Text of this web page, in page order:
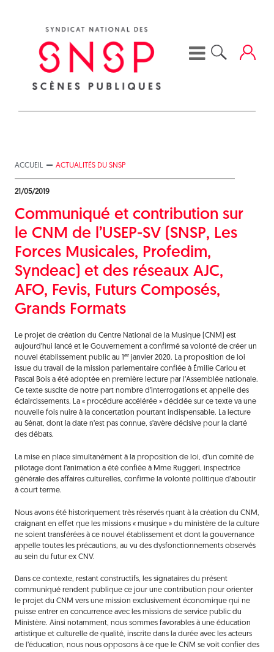
ACCUEIL ACTUALITÉS DU SNSP
21/05/2019
Communiqué et contribution sur
le CNM de l’USEP-SV (SNSP, Les
Forces Musicales, Profedim,
Syndeac) et des réseaux AJC,
AFO, Fevis, Futurs Composés,
Grands Formats
Le projet de création du Centre National de la Musique (CNM) est
aujourd’hui lancé et le Gouvernement a confirmé sa volonté de créer un
nouvel établissement public au 1
er
janvier 2020. La proposition de loi
issue du travail de la mission parlementaire confiée à Émilie Cariou et
Pascal Bois a été adoptée en première lecture par l’Assemblée nationale.
Ce texte suscite de notre part nombre d’interrogations et appelle des
éclaircissements. La « procédure accélérée » décidée sur ce texte va une
nouvelle fois nuire à la concertation pourtant indispensable. La lecture
au Sénat, dont la date n’est pas connue, s’avère décisive pour la clarté
des débats.
La mise en place simultanément à la proposition de loi, d’un comité de
pilotage dont l’animation a été confiée à Mme Ruggeri, inspectrice
générale des affaires culturelles, confirme la volonté politique d’aboutir
à court terme.
Nous avons été historiquement très réservés quant à la création du CNM,
craignant en effet que les missions « musique » du ministère de la culture
ne soient transférées à ce nouvel établissement et dont la gouvernance
appelle toutes les précautions, au vu des dysfonctionnements observés
au sein du futur ex CNV.
Dans ce contexte, restant constructifs, les signataires du présent
communiqué rendent publique ce jour une contribution pour orienter
le projet du CNM vers une mission exclusivement économique qui ne
puisse entrer en concurrence avec les missions de service public du
Ministère. Ainsi notamment, nous sommes favorables à une éducation
artistique et culturelle de qualité, inscrite dans la durée avec les acteurs
de l’éducation, nous nous opposons à ce que le CNM se voit confier des